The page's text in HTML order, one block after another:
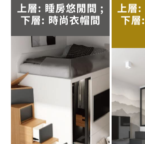
上層: 睡房悠閒間 ;
下層: 時尚衣帽間
上層:
下層